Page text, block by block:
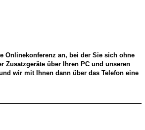
Onlinekonferenz an, bei der Sie sich ohne
Zusatzgeräte über Ihren PC und unseren
wir mit Ihnen dann über das Telefon eine